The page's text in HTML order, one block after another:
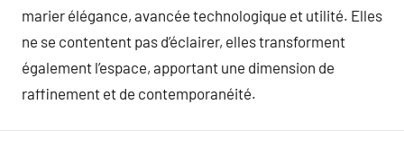
marier élégance, avancée technologique et utilité. Elles
ne se contentent pas d’éclairer, elles transforment
également l’espace, apportant une dimension de
raffinement et de contemporanéité.